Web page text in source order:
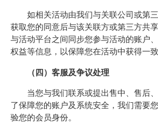
如相关活动由我们与关联公司或第
获取您的同意后与该关联方或第三方共
与活动平台之间同步您参与活动的账户
权益等信息，以保障您在活动中获得一致
（ 四 ）客服及争议处理
当您与我们联系或提出售中、售后
了保障您的账户及系统安全，我们需要
验您的会员身份。